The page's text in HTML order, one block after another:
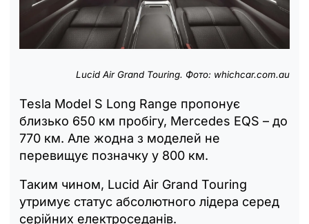
Lucid Air Grand Touring. Фото: whichcar.com.au
Tesla Model S Long Range пропонує
близько 650 км пробігу, Mercedes EQS – до
770 км. Але жодна з моделей не
перевищує позначку у 800 км.
Таким чином, Lucid Air Grand Touring
утримує статус абсолютного лідера серед
серійних електроседанів.